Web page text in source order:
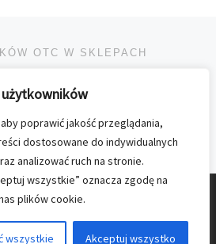
poprawić jakość przeglądania,
dostosowane do indywidualnych
analizować ruch na stronie.
wszystkie” oznacza zgodę na
plików cookie.
wszystkie Akceptuj wszystko
Wpisów
OTC W SKLEPACH
POWRÓT DO LISTY
„LOGO” ZE ZMIANAMI
– Wszelkie prawa zastrzezone